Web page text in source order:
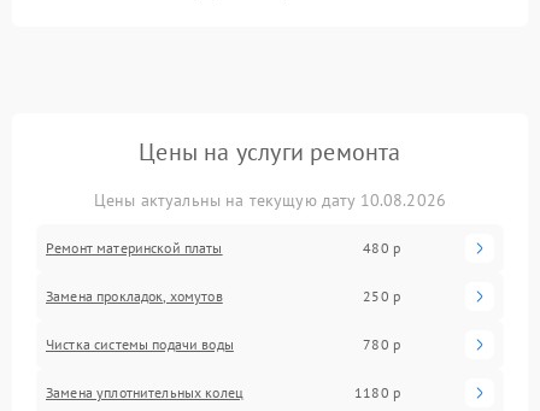
Цены на услуги ремонта
Цены актуальны на текущую дату 10.08.2026
Ремонт материнской платы 480 р
Замена прокладок, хомутов 250 р
Чистка системы подачи воды 780 р
Замена уплотнительных колец 1180 р